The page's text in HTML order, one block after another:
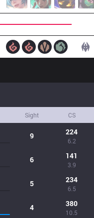
Sight CS
9 224
6.2
6 141
3.9
5 234
6.5
4 380
10.5